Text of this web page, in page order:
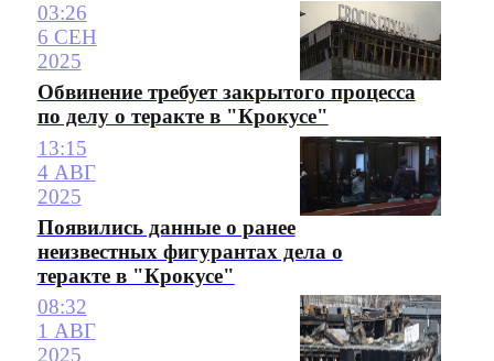
03:26
6 СЕН
2025
Обвинение требует закрытого процесса
по делу о теракте в "Крокусе"
13:15
4 АВГ
2025
Появились данные о ранее
неизвестных фигурантах дела о
теракте в "Крокусе"
08:32
1 АВГ
2025